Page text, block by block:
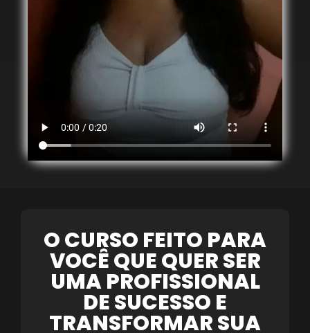
O CURSO FEITO PARA
VOCÊ QUE QUER SER
UMA PROFISSIONAL
DE SUCESSO E
TRANSFORMAR SUA